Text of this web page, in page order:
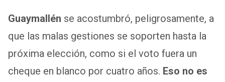
Guaymallén se acostumbró, peligrosamente, a
que las malas gestiones se soporten hasta la
próxima elección, como si el voto fuera un
cheque en blanco por cuatro años. Eso no es